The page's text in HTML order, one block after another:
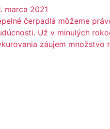
marca 2021
čerpadlá môžeme
Už v minulých
záujem množstvo